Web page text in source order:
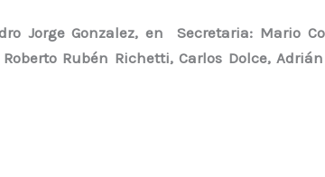
Jorge Gonzalez, en Secretaria: Mario
Roberto Rubén Richetti, Carlos Dolce,